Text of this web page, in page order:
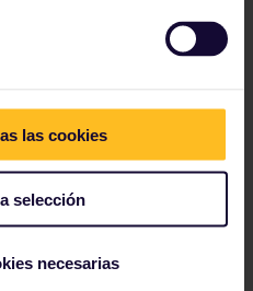
las cookies
selección
necesarias
así que echa un vistazo a